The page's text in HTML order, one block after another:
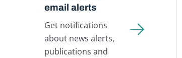
email alerts
Get notifications
about news alerts,
publications and